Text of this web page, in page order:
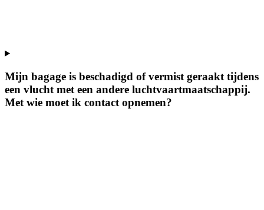
Mijn bagage is beschadigd of vermist geraakt tijdens
een vlucht met een andere luchtvaartmaatschappij.
Met wie moet ik contact opnemen?